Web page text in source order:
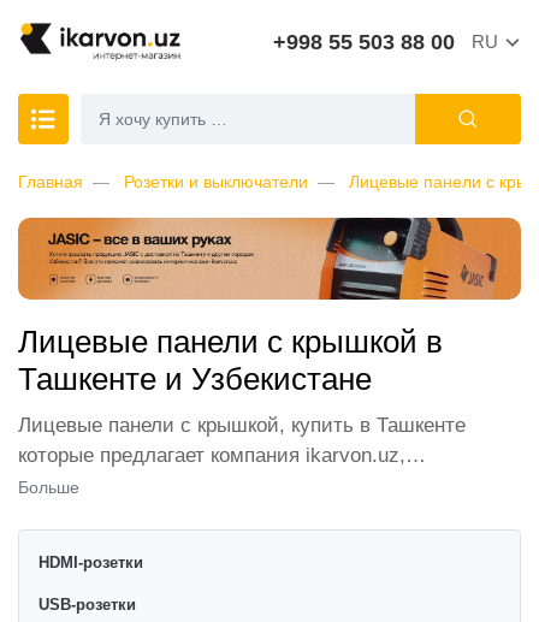
+998 55 503 88 00 RU
Главная Розетки и выключатели Лицевые панели с
Лицевые панели с крышкой в
Ташкенте и Узбекистане
Лицевые панели с крышкой, купить в Ташкенте
которые предлагает компания ikarvon.uz,
пользуются широким спросом среди наших
крышкой в интернет-магазине представлены
ведущими производителями и брендами, список
Больше
HDMI-розетки
USB-розетки